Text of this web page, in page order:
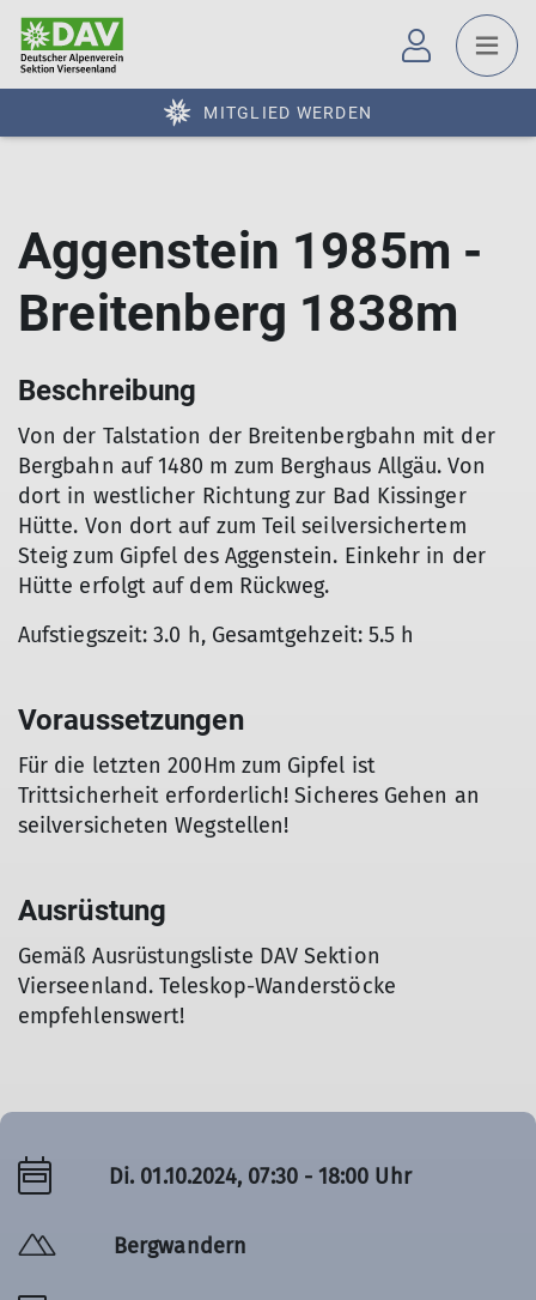
MITGLIED WERDEN
Aggenstein 1985m -
Breitenberg 1838m
Beschreibung
Von der Talstation der Breitenbergbahn mit der
Bergbahn auf 1480 m zum Berghaus Allgäu. Von
dort in westlicher Richtung zur Bad Kissinger
Hütte. Von dort auf zum Teil seilversichertem
Steig zum Gipfel des Aggenstein. Einkehr in der
Hütte erfolgt auf dem Rückweg.
Aufstiegszeit: 3.0 h, Gesamtgehzeit: 5.5 h
Voraussetzungen
Für die letzten 200Hm zum Gipfel ist
Trittsicherheit erforderlich! Sicheres Gehen an
seilversicheten Wegstellen!
Ausrüstung
Gemäß Ausrüstungsliste DAV Sektion
Vierseenland. Teleskop-Wanderstöcke
empfehlenswert!
Di. 01.10.2024, 07:30 - 18:00 Uhr
Bergwandern